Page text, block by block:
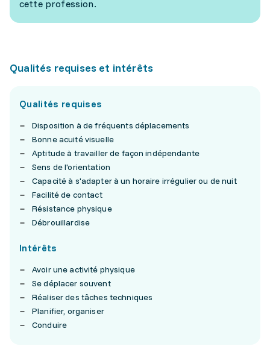
cette profession.
Qualités requises et intérêts
Qualités requises
Disposition à de fréquents déplacements
Bonne acuité visuelle
Aptitude à travailler de façon indépendante
Sens de l'orientation
Capacité à s'adapter à un horaire irrégulier ou de nuit
Facilité de contact
Résistance physique
Débrouillardise
Intérêts
Avoir une activité physique
Se déplacer souvent
Réaliser des tâches techniques
Planifier, organiser
Conduire